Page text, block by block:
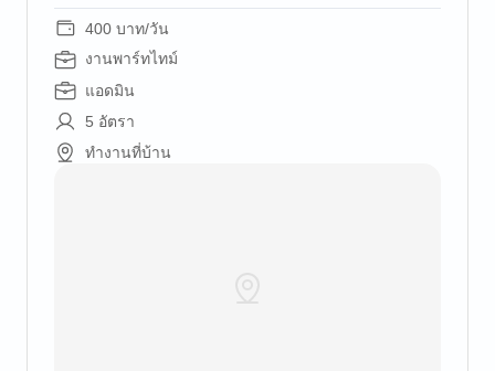
400 บาท/วัน
งานพาร์ทไทม์
แอดมิน
5 อัตรา
ทำงานที่บ้าน